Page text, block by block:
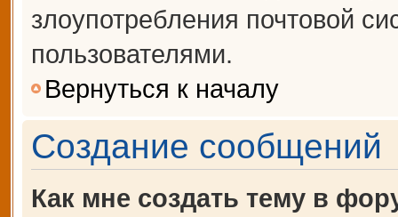
злоупотребления почтовой
пользователями.
Вернуться к началу
Создание сообщений
Как мне создать тему в